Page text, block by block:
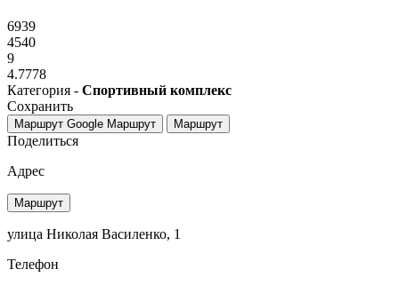
6939
4540
9
4.7778
Категория - Спортивный комплекс
Сохранить
Маршрут Google Маршрут Маршрут
Поделиться
Адрес
Маршрут
улица Николая Василенко, 1
Телефон